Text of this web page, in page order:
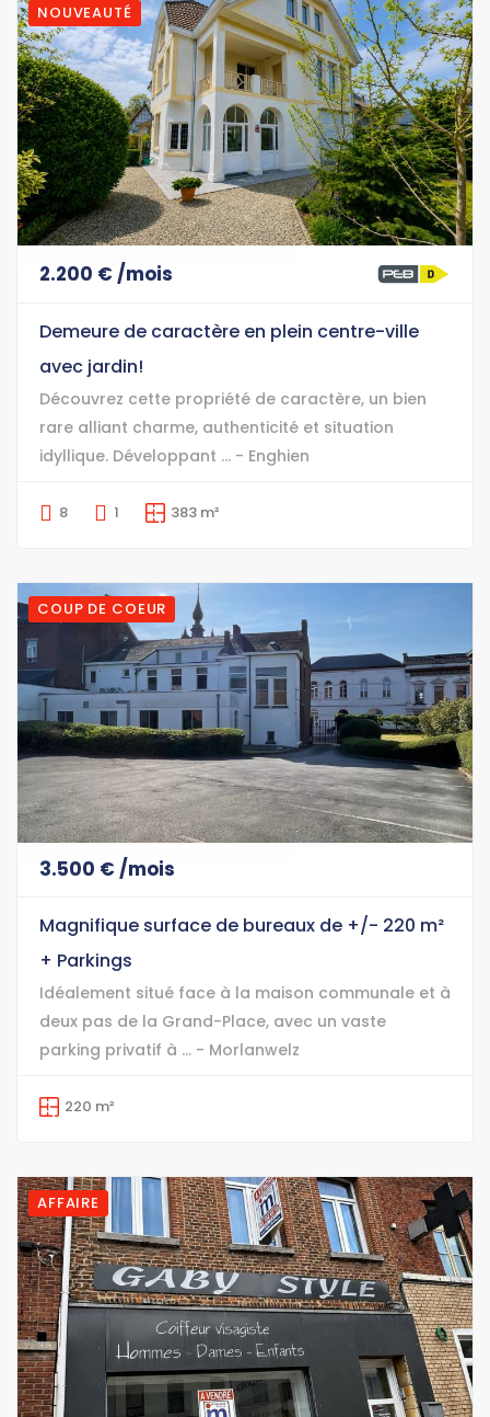
NOUVEAUTÉ
2.200 € /mois
Demeure de caractère en plein centre-ville
avec jardin!
Découvrez cette propriété de caractère, un bien
rare alliant charme, authenticité et situation
idyllique. Développant ... - Enghien
8 1 383 m²
COUP DE COEUR
3.500 € /mois
Magnifique surface de bureaux de +/- 220 m²
+ Parkings
Idéalement situé face à la maison communale et à
deux pas de la Grand-Place, avec un vaste
parking privatif à ... - Morlanwelz
220 m²
AFFAIRE